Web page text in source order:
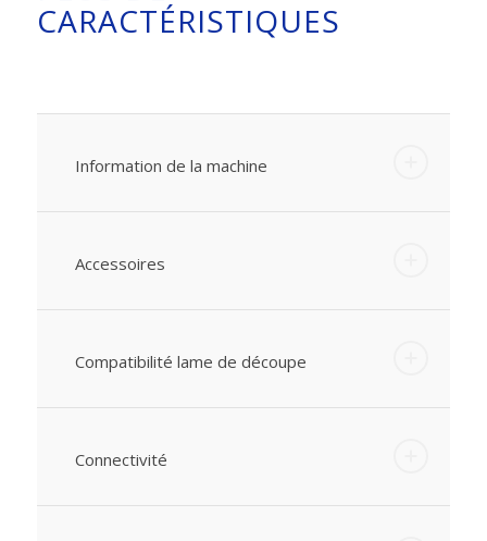
CARACTÉRISTIQUES
Information de la machine
Accessoires
Compatibilité lame de découpe
Connectivité